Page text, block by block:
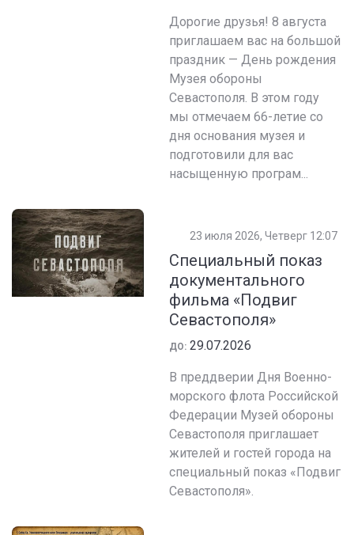
Дорогие друзья! 8 августа
приглашаем вас на большой
праздник — День рождения
Музея обороны
Севастополя. В этом году
мы отмечаем 66-летие со
дня основания музея и
подготовили для вас
насыщенную програм...
23 июля 2026, Четверг 12:07
Специальный показ
документального
фильма «Подвиг
Севастополя»
ДО: 29.07.2026
В преддверии Дня Военно-
морского флота Российской
Федерации Музей обороны
Севастополя приглашает
жителей и гостей города на
специальный показ «Подвиг
Севастополя».